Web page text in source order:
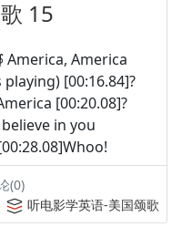
15
America, America
[00:16.84]?
[00:20.08]?
in you
(0)
听电影学英语-美国颂歌